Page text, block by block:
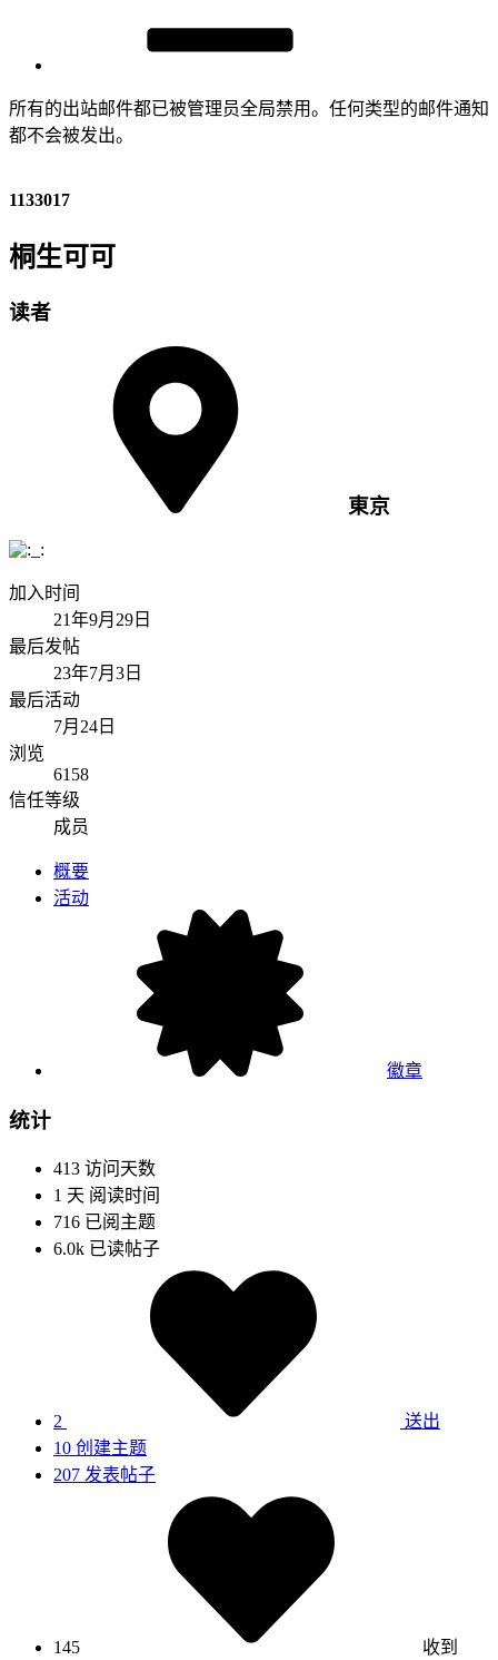
所有的出站邮件都已被管理员全局禁用。任何类型的邮件通知
都不会被发出。
1133017
桐生可可
读者
東京
加入时间
21年9月29日
最后发帖
23年7月3日
最后活动
7月24日
浏览
6158
信任等级
成员
概要
活动
徽章
统计
413 访问天数
1 天 阅读时间
716 已阅主题
6.0k 已读帖子
2
送出
10 创建主题
207 发表帖子
145 收到